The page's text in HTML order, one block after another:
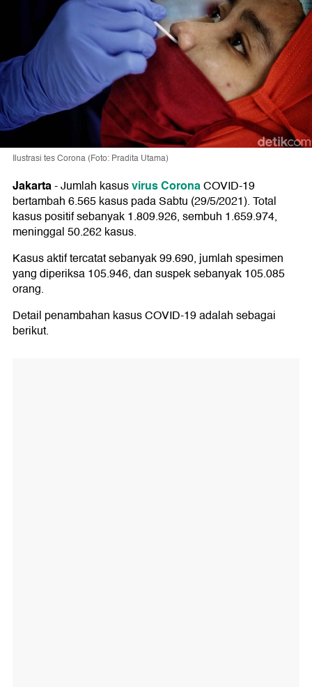
Ilustrasi tes Corona (Foto: Pradita Utama)
Jakarta-Jumlah kasusvirus CoronaCOVID-19
bertambah 6.565 kasus pada Sabtu (29/5/2021). Total
kasus positif sebanyak 1.809.926, sembuh 1.659.974,
meninggal 50.262 kasus.
Kasus aktif tercatat sebanyak 99.690, jumlah spesimen
yang diperiksa 105.946, dan suspek sebanyak 105.085
orang.
Detail penambahan kasus COVID-19 adalah sebagai
berikut.